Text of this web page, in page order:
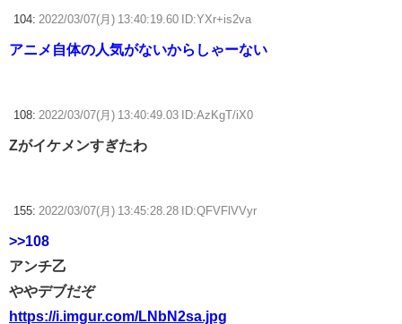
104: 2022/03/07(月) 13:40:19.60 ID:YXr+is2va
アニメ自体の人気がないからしゃーない
108: 2022/03/07(月) 13:40:49.03 ID:AzKgT/iX0
Zがイケメンすぎたわ
155: 2022/03/07(月) 13:45:28.28 ID:QFVFlVVyr
>>108
アンチ乙
ややデブだぞ
https://i.imgur.com/LNbN2sa.jpg